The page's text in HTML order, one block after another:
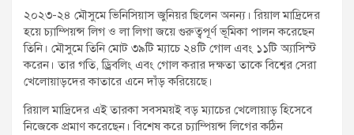
২০২৩-২৪ মৌসুমে ভিনিসিয়াস জুনিয়র ছিলেন অনন্য। রিয়াল মাদ্রিদের
হয়ে চ্যাম্পিয়ন্স লিগ ও লা লিগা জয়ে গুরুত্বপূর্ণ ভূমিকা পালন করেছেন
তিনি। মৌসুমে তিনি মোট ৩৯টি ম্যাচে ২৪টি গোল এবং ১১টি অ্যাসিস্ট
করেন। তার গতি, ড্রিবলিং এবং গোল করার দক্ষতা তাকে বিশ্বের সেরা
খেলোয়াড়দের কাতারে এনে দাঁড় করিয়েছে।
রিয়াল মাদ্রিদের এই তারকা সবসময়ই বড় ম্যাচের খেলোয়াড় হিসেবে
নিজেকে প্রমাণ করেছেন। বিশেষ করে চ্যাম্পিয়ন্স লিগের কঠিন